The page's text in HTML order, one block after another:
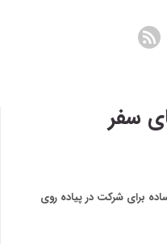
سفر
شرکت در پیاده روی